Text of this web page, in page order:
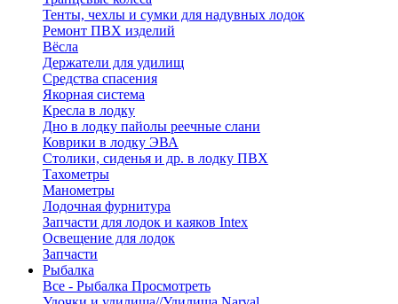
Тенты, чехлы и сумки для надувных лодок
Ремонт ПВХ изделий
Вёсла
Держатели для удилищ
Средства спасения
Якорная система
Кресла в лодку
Дно в лодку пайолы реечные слани
Коврики в лодку ЭВА
Столики, сиденья и др. в лодку ПВХ
Тахометры
Манометры
Лодочная фурнитура
Запчасти для лодок и каяков Intex
Освещение для лодок
Запчасти
Рыбалка
Все - Рыбалка Просмотреть